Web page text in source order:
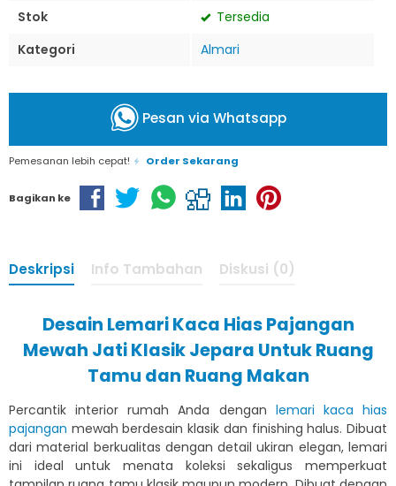
Stok
Tersedia
Kategori
Almari
Pesan via Whatsapp
Pemesanan lebih cepat! Order Sekarang
Bagikan ke
Deskripsi Info Tambahan Diskusi (0)
Desain Lemari Kaca Hias Pajangan
Mewah Jati Klasik Jepara Untuk Ruang
Tamu dan Ruang Makan
Percantik interior rumah Anda dengan lemari kaca hias
pajangan mewah berdesain klasik dan finishing halus. Dibuat
dari material berkualitas dengan detail ukiran elegan, lemari
ini ideal untuk menata koleksi sekaligus memperkuat